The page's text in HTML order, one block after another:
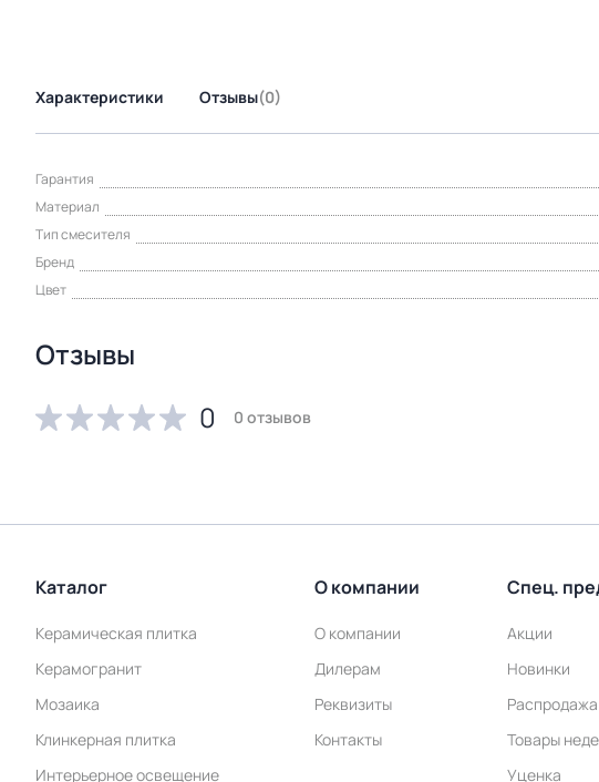
Характеристики Отзывы(0)
Гарантия
Материал
Тип смесителя
Бренд
Цвет
Отзывы
0
0 отзывов
Каталог
Керамическая плитка
Керамогранит
Мозаика
Клинкерная плитка
Интерьерное освещение
О компании
О компании
Дилерам
Реквизиты
Контакты
Спец.
Акции
Новинки
Распродажа
Товары
Уценка